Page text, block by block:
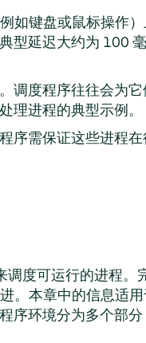
如键盘或鼠标操作
型延迟大约为 100
调度程序往往会为
理进程的典型示例。
序需保证这些进程
度可运行的进程。
。本章中的信息适
序环境分为多个部